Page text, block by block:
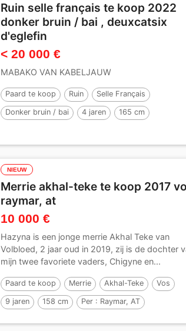
Ruin selle français te koop 2022
donker bruin / bai , deuxcatsix
d'eglefin
< 20 000 €
MABAKO VAN KABELJAUW
Paard te koop Ruin Selle Français
Donker bruin / bai 4 jaren 165 cm
NIEUW
Merrie akhal-teke te koop 2017
raymar, at
10 000 €
Hazyna is een jonge merrie Akhal Teke van
Volbloed, 2 jaar oud in 2019, zij is de dochter
mijn twee favoriete vaders, Chigyne en...
Paard te koop Merrie Akhal-Teke Vos
9 jaren 158 cm Per : Raymar, AT